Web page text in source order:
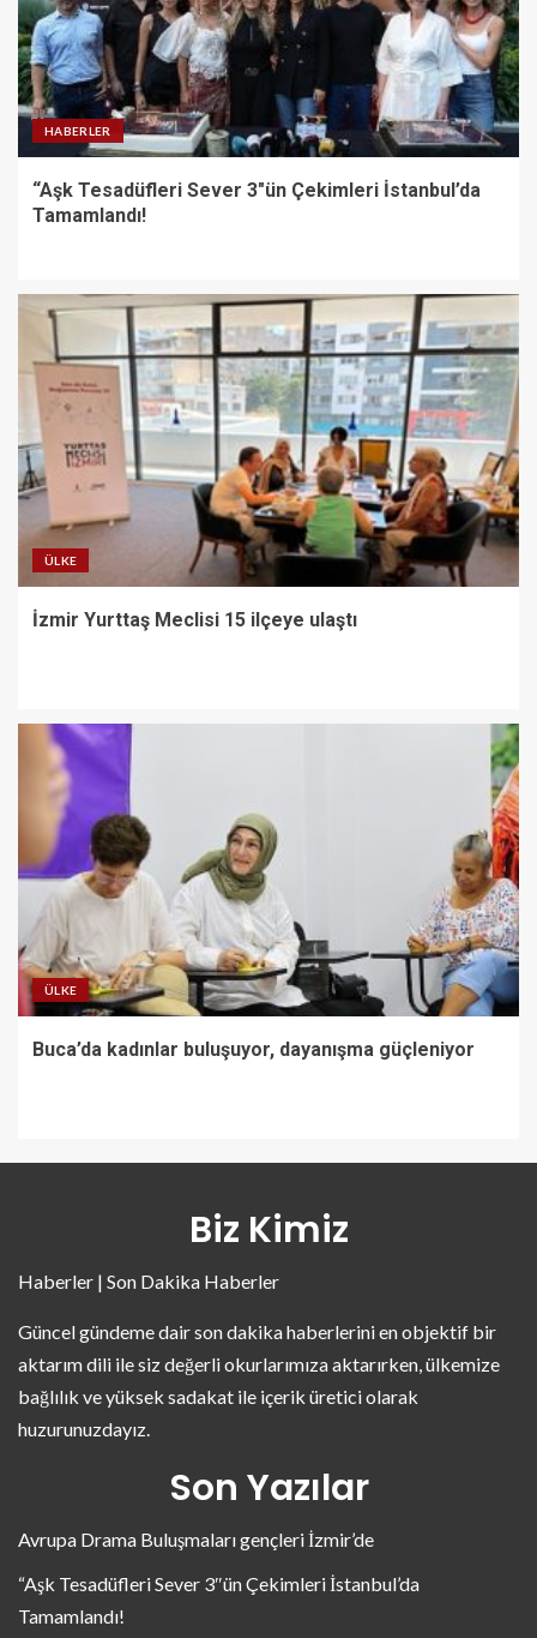
HABERLER
“Aşk Tesadüfleri Sever 3″ün Çekimleri İstanbul’da
Tamamlandı!
ÜLKE
İzmir Yurttaş Meclisi 15 ilçeye ulaştı
ÜLKE
Buca’da kadınlar buluşuyor, dayanışma güçleniyor
Biz Kimiz
Haberler | Son Dakika Haberler
Güncel gündeme dair son dakika haberlerini en objektif bir
aktarım dili ile siz değerli okurlarımıza aktarırken, ülkemize
bağlılık ve yüksek sadakat ile içerik üretici olarak
huzurunuzdayız.
Son Yazılar
Avrupa Drama Buluşmaları gençleri İzmir’de
“Aşk Tesadüfleri Sever 3″ün Çekimleri İstanbul’da
Tamamlandı!